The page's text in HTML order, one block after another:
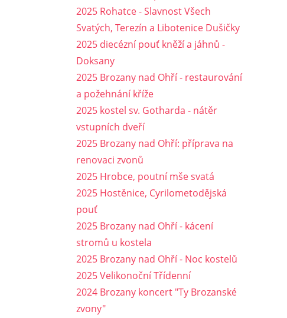
2025 Rohatce - Slavnost Všech
Svatých, Terezín a Libotenice Dušičky
2025 diecézní pouť kněží a jáhnů -
Doksany
2025 Brozany nad Ohří - restaurování
a požehnání kříže
2025 kostel sv. Gotharda - nátěr
vstupních dveří
2025 Brozany nad Ohří: příprava na
renovaci zvonů
2025 Hrobce, poutní mše svatá
2025 Hostěnice, Cyrilometodějská
pouť
2025 Brozany nad Ohří - kácení
stromů u kostela
2025 Brozany nad Ohří - Noc kostelů
2025 Velikonoční Třídenní
2024 Brozany koncert "Ty Brozanské
zvony"